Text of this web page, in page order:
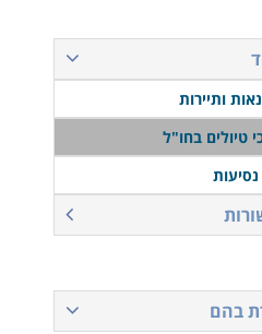
ותיירות
טיולים בחו"ל
נסיעות
בהם